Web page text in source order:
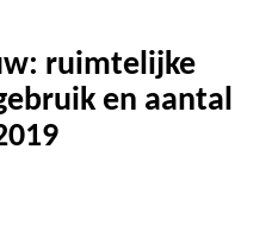
ruimtelijke
en aantal